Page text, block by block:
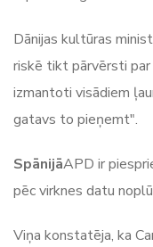
Dānijas kultūras
riskē tikt pārvērsti
izmantoti visādiem
gatavs to pieņemt".
SpānijāAPD ir
pēc virknes datu
Viņa konstatēja, ka